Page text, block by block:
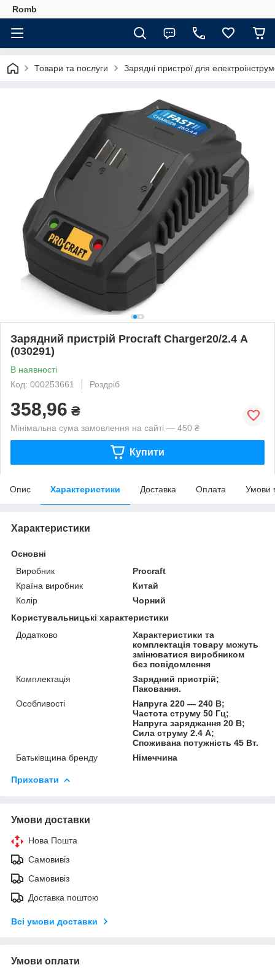
Romb
Товари та послуги Зарядні пристрої для
Зарядний пристрій Procraft Charger20/2.4 А
(030291)
В наявності
Код: 000253661
Роздріб
358,96 ₴
Мінімальна сума замовлення на сайті — 450 ₴
Купити
Опис Характеристики Доставка Оплата Умови
Характеристики
Основні
Виробник
Procraft
Країна виробник
Китай
Колір
Чорний
Користувальницькі характеристики
Додатково
Характеристики та
комплектація товару можуть
змінюватися виробником
без повідомлення
Комплектація
Зарядний пристрій;
Паковання.
Особливості
Напруга 220 — 240 В;
Частота струму 50 Гц;
Напруга заряджання 20 В;
Сила струму 2.4 А;
Споживана потужність 45 Вт.
Батьківщина бренду
Німеччина
Приховати
Умови доставки
Нова Пошта
Самовивіз
Самовивіз
Доставка поштою
Всі умови доставки
Умови оплати